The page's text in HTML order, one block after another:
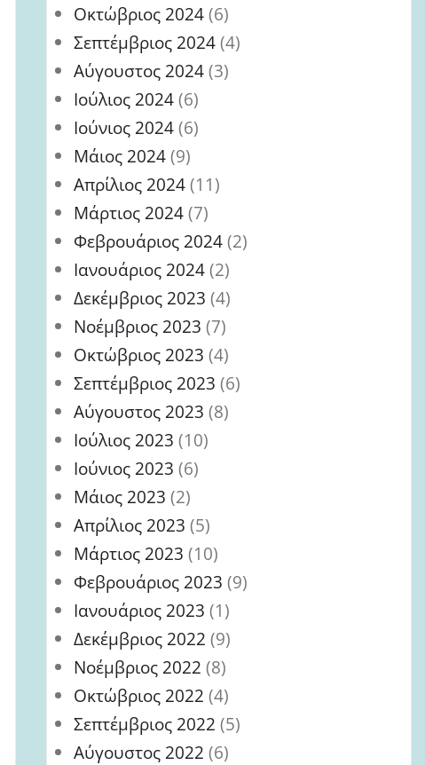
Οκτώβριος 2024(6)
Σεπτέμβριος 2024(4)
Αύγουστος 2024(3)
Ιούλιος 2024(6)
Ιούνιος 2024(6)
Μάιος 2024(9)
Απρίλιος 2024(11)
Μάρτιος 2024(7)
Φεβρουάριος 2024(2)
Ιανουάριος 2024(2)
Δεκέμβριος 2023 (4)
Νοέμβριος 2023 (7)
Οκτώβριος 2023 (4)
Σεπτέμβριος 2023 (6)
Αύγουστος 2023 (8)
Ιούλιος 2023 (10)
Ιούνιος 2023 (6)
Μάιος 2023 (2)
Απρίλιος 2023 (5)
Μάρτιος 2023 (10)
Φεβρουάριος 2023 (9)
Ιανουάριος 2023 (1)
Δεκέμβριος 2022 (9)
Νοέμβριος 2022 (8)
Οκτώβριος 2022 (4)
Σεπτέμβριος 2022 (5)
Αύγουστος 2022 (6)